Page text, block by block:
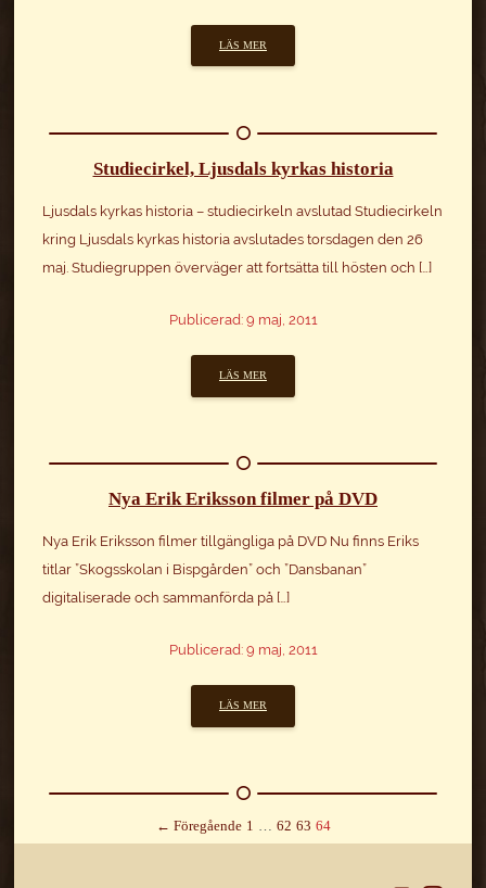
LÄS MER
Studiecirkel, Ljusdals kyrkas historia
Ljusdals kyrkas historia – studiecirkeln avslutad Studiecirkeln
kring Ljusdals kyrkas historia avslutades torsdagen den 26
maj. Studiegruppen överväger att fortsätta till hösten och […]
Publicerad: 9 maj, 2011
LÄS MER
Nya Erik Eriksson filmer på DVD
Nya Erik Eriksson filmer tillgängliga på DVD Nu finns Eriks
titlar ”Skogsskolan i Bispgården” och ”Dansbanan”
digitaliserade och sammanförda på […]
Publicerad: 9 maj, 2011
LÄS MER
← Föregående 1 … 62 63 64